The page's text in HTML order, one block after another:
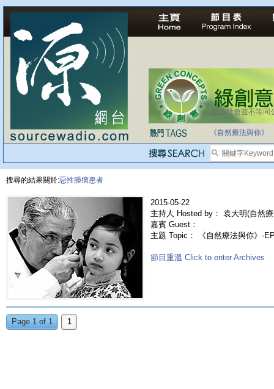
法治社會並不等同
《自然療法與你》
搜尋的結果關於:惡性腫瘤患者
2015-05-22
主持人 Hosted by： 袁大明(自然
嘉賓 Guest：
主題 Topic： 《自然療法與你》-
節目重溫 Click to enter Archives
Page 1 of 1 1